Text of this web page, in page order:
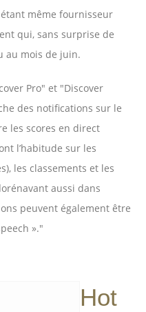
même fournisseur
qui, sans surprise de
au mois de juin.
Pro" et "Discover
des notifications sur le
les scores en direct
l’habitude sur les
les classements et les
aussi dans
peuvent également être
»."
Hot